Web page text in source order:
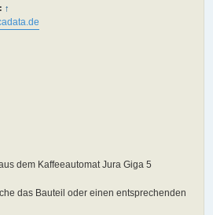
↑
dem Kaffeeautomat Jura Giga 5
das Bauteil oder einen entsprechenden